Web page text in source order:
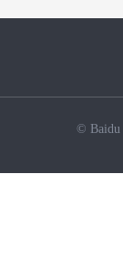
© Baidu